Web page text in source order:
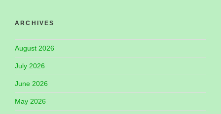
ARCHIVES
August 2026
July 2026
June 2026
May 2026